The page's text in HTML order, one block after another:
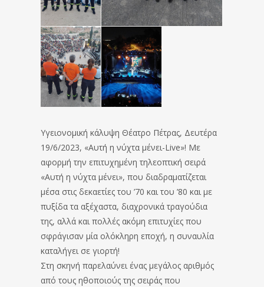
Υγειονομική κάλυψη Θέατρο Πέτρας, Δευτέρα
19/6/2023, «Αυτή η νύχτα μένει-Live»! Με
αφορμή την επιτυχημένη τηλεοπτική σειρά
«Αυτή η νύχτα μένει», που διαδραματίζεται
μέσα στις δεκαετίες του ’70 και του ’80 και με
πυξίδα τα αξέχαστα, διαχρονικά τραγούδια
της, αλλά και πολλές ακόμη επιτυχίες που
σφράγισαν μία ολόκληρη εποχή, η συναυλία
καταλήγει σε γιορτή!
Στη σκηνή παρελαύνει ένας μεγάλος αριθμός
από τους ηθοποιούς της σειράς που